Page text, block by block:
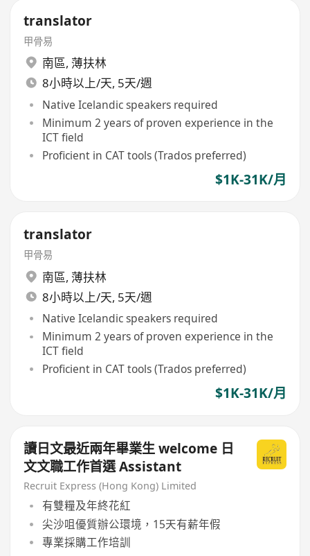
translator
甲骨易
南區, 薄扶林
8小時以上/天, 5天/週
Native Icelandic speakers required
Minimum 2 years of proven experience in the
ICT field
Proficient in CAT tools (Trados preferred)
$1K-31K/月
translator
甲骨易
南區, 薄扶林
8小時以上/天, 5天/週
Native Icelandic speakers required
Minimum 2 years of proven experience in the
ICT field
Proficient in CAT tools (Trados preferred)
$1K-31K/月
讀日文最近兩年畢業生 welcome 日
文文職工作首選 Assistant
Recruit Express (Hong Kong) Limited
有雙糧及年終花紅
尖沙咀優質辦公環境，15天有薪年假
專業採購工作培訓